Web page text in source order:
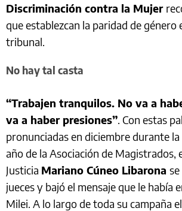
Discriminación contra la Mujer
que establezcan la paridad de género
tribunal.
No hay tal casta
“Trabajen tranquilos. No va a
va a haber presiones” . Con estas
pronunciadas en diciembre durante
año de la Asociación de Magistrados,
Justicia Mariano Cúneo Libarona
jueces y bajó el mensaje que le había
Milei. A lo largo de toda su campaña